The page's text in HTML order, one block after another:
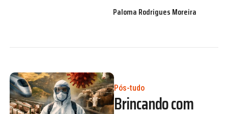
Paloma Rodrigues Moreira
Pós-tudo
Brincando com